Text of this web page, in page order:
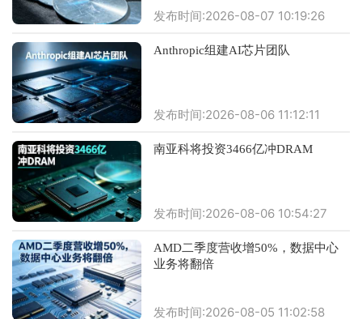
发布时间:2026-08-07 10:19:26
Anthropic组建AI芯片团队
发布时间:2026-08-06 11:12:11
南亚科将投资3466亿冲DRAM
发布时间:2026-08-06 10:54:27
AMD二季度营收增50%，数据中心
业务将翻倍
发布时间:2026-08-05 11:02:58